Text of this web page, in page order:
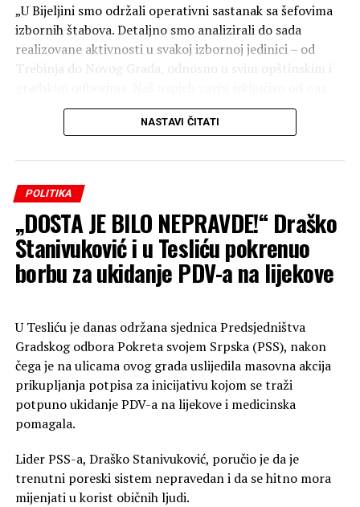
„U Bijeljini smo održali operativni sastanak sa šefovima
izbornih štabova. Detaljno smo analizirali do sada
realizovane aktivnosti u svakoj izbornoj jedinici – od
Trebinja do Novog Grada, odnosno u svim opštinskim i
naše organizacije, posvećenosti i truda. Zato
nastavljamo još snažnije, odgovornije i predanije, jer
ostvariti rezultat. Radimo, ne stajemo!“ — poručio je
Drinić.
Reproduktor
videozapisa
NASTAVI ČITATI
POLITIKA
„DOSTA JE BILO NEPRAVDE!“ Draško
Stanivuković i u Tesliću pokrenuo
borbu za ukidanje PDV-a na lijekove
U Tesliću je danas održana sjednica Predsjedništva
Gradskog odbora Pokreta svojem Srpska (PSS), nakon
čega je na ulicama ovog grada uslijedila masovna akcija
prikupljanja potpisa za inicijativu kojom se traži
potpuno ukidanje PDV-a na lijekove i medicinska
pomagala.
Lider PSS-a, Draško Stanivuković, poručio je da je
trenutni poreski sistem nepravedan i da se hitno mora
mijenjati u korist običnih ljudi.